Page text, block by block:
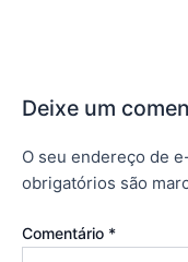
Deixe um
O seu endereço de
obrigatórios são
Comentário *